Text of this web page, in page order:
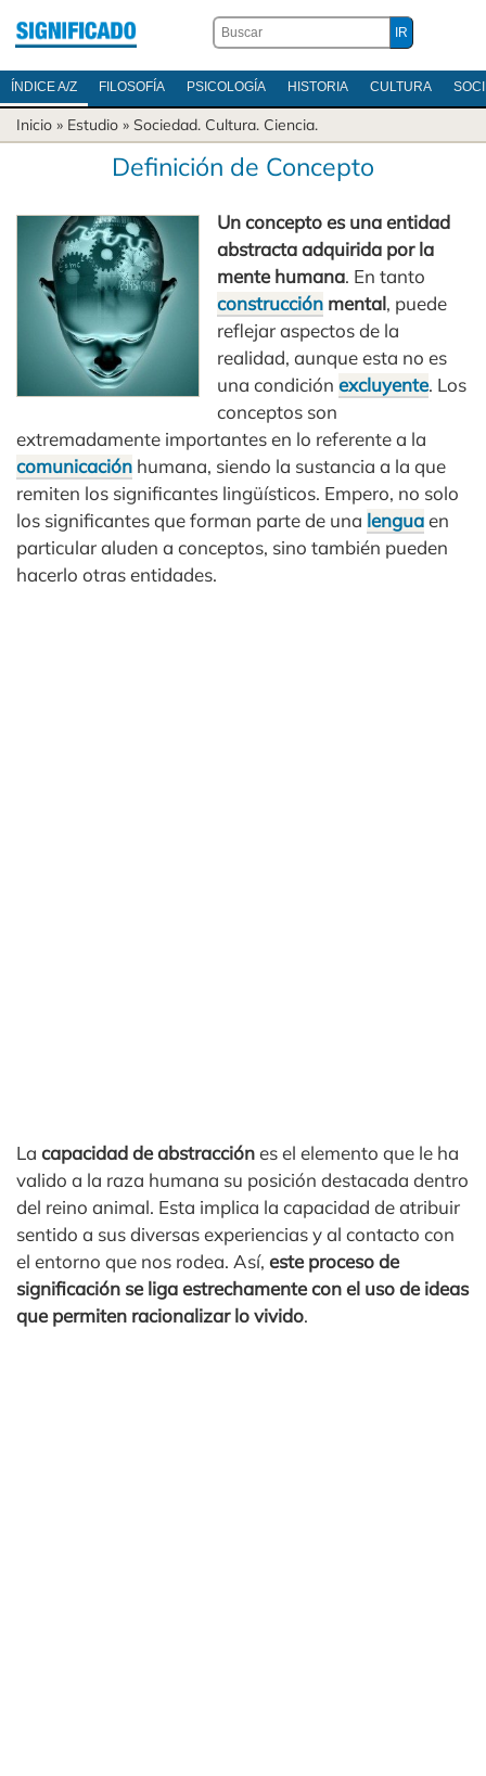
ÍNDICE A/Z FILOSOFÍA PSICOLOGÍA HISTORIA CULTURA
Inicio » Estudio » Sociedad. Cultura. Ciencia.
Definición de Concepto
Un concepto es una entidad
abstracta adquirida por la
mente humana. En tanto
construcción mental, puede
reflejar aspectos de la
realidad, aunque esta no es
una condiciónexcluyente. Los
conceptos son
extremadamente importantes en lo referente a la
comunicación humana, siendo la sustancia a la que
remiten los significantes lingüísticos. Empero, no solo
los significantes que forman parte de una lenguaen
particular aluden a conceptos, sino también pueden
hacerlo otras entidades.
La capacidad de abstracciónes el elemento que le ha
valido a la raza humana su posición destacada dentro
del reino animal. Esta implica la capacidad de atribuir
sentido a sus diversas experiencias y al contacto con
el entorno que nos rodea. Así, este proceso de
significación se liga estrechamente con el uso de ideas
que permiten racionalizar lo vivido.